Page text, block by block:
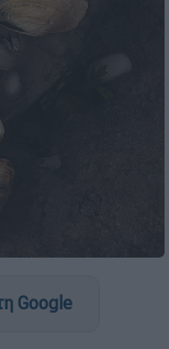
Google